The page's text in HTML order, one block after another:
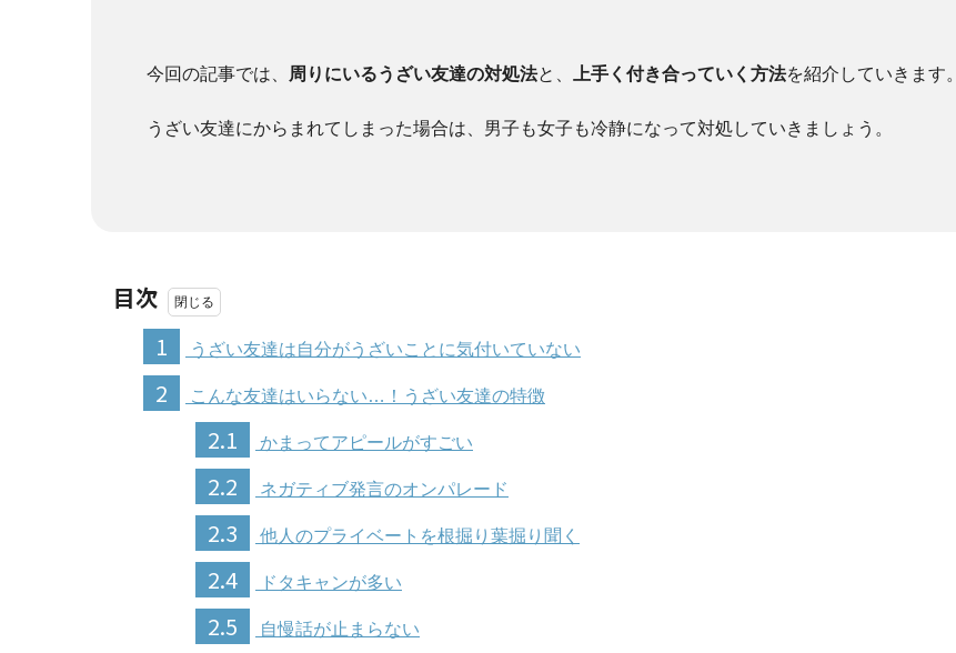
今回の記事では、 周りにいるうざい友達の対処法と、 上手く付き合っていく方法を紹介していきます。
うざい友達にからまれてしまった場合は、男子も女子も冷静になって対処していきましょう。
目次
1
うざい友達は自分がうざいことに気付いていない
2 こんな友達はいらない…！うざい友達の特徴
2.1 かまってアピールがすごい
2.2 ネガティブ発言のオンパレード
2.3 他人のプライベートを根掘り葉掘り聞く
2.4 ドタキャンが多い
2.5 自慢話が止まらない